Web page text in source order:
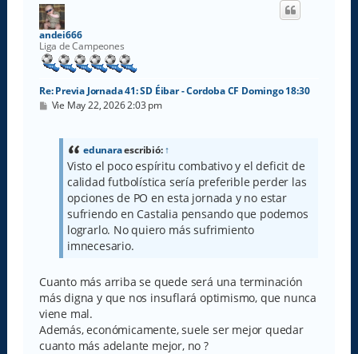
andei666
Liga de Campeones
Re: Previa Jornada 41: SD Éibar - Cordoba CF Domingo 18:30
M
Vie May 22, 2026 2:03 pm
edunaraescribió:↑
Visto el poco espíritu combativo y el deficit de
calidad futbolística sería preferible perder las
opciones de PO en esta jornada y no estar
sufriendo en Castalia pensando que podemos
lograrlo. No quiero más sufrimiento
imnecesario.
Cuanto más arriba se quede será una terminación
más digna y que nos insuflará optimismo, que nunca
viene mal.
Además, económicamente, suele ser mejor quedar
cuanto más adelante mejor, no ?